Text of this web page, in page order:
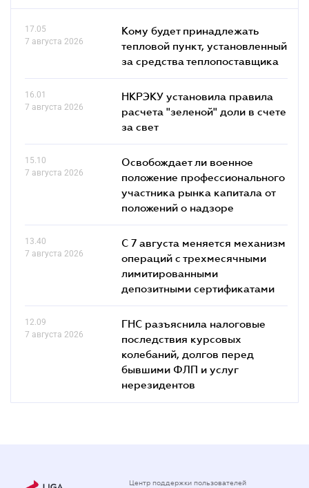
17.05
7 августа 2026
Кому будет принадлежать
тепловой пункт, установленный
за средства теплопоставщика
16.01
7 августа 2026
НКРЭКУ установила правила
расчета "зеленой" доли в счете
за свет
15.10
7 августа 2026
Освобождает ли военное
положение профессионального
участника рынка капитала от
положений о надзоре
13.40
7 августа 2026
С 7 августа меняется механизм
операций с трехмесячными
лимитированными
депозитными сертификатами
12.09
7 августа 2026
ГНС разъяснила налоговые
последствия курсовых
колебаний, долгов перед
бывшими ФЛП и услуг
нерезидентов
Центр поддержки пользователей